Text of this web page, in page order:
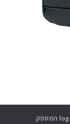
אתוס עסקים מפעילה את אתר logo-me.co.il המספק